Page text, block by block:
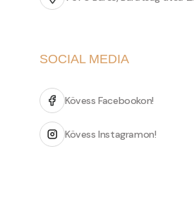
SOCIAL MEDIA
Kövess Facebookon!
Kövess Instagramon!